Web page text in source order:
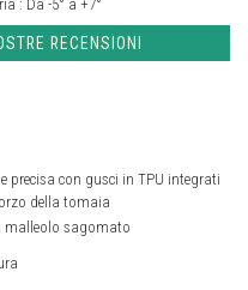
: Da -5° a +7°
RECENSIONI
precisa con gusci in TPU integrati
della tomaia
malleolo sagomato